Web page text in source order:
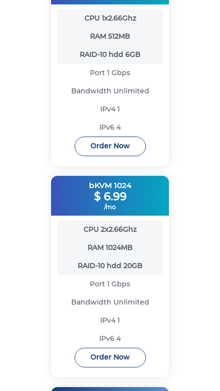
CPU 1x2.66Ghz
RAM 512MB
RAID-10 hdd 6GB
Port 1 Gbps
Bandwidth Unlimited
IPv41
IPv6 4
Order Now
bKVM 1024
$ 6.99
/mo
CPU 2x2.66Ghz
RAM 1024MB
RAID-10 hdd 20GB
Port 1 Gbps
Bandwidth Unlimited
IPv41
IPv6 4
Order Now